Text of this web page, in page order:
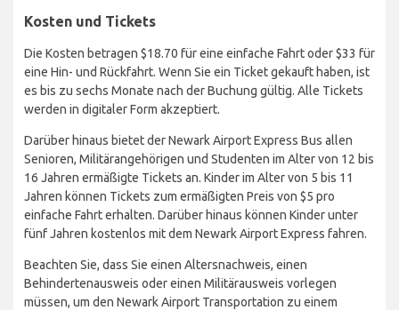
Kosten und Tickets
Die Kosten betragen $18.70 für eine einfache Fahrt oder $33 für
eine Hin- und Rückfahrt. Wenn Sie ein Ticket gekauft haben, ist
es bis zu sechs Monate nach der Buchung gültig. Alle Tickets
werden in digitaler Form akzeptiert.
Darüber hinaus bietet der Newark Airport Express Bus allen
Senioren, Militärangehörigen und Studenten im Alter von 12 bis
16 Jahren ermäßigte Tickets an. Kinder im Alter von 5 bis 11
Jahren können Tickets zum ermäßigten Preis von $5 pro
einfache Fahrt erhalten. Darüber hinaus können Kinder unter
fünf Jahren kostenlos mit dem Newark Airport Express fahren.
Beachten Sie, dass Sie einen Altersnachweis, einen
Behindertenausweis oder einen Militärausweis vorlegen
müssen, um den Newark Airport Transportation zu einem